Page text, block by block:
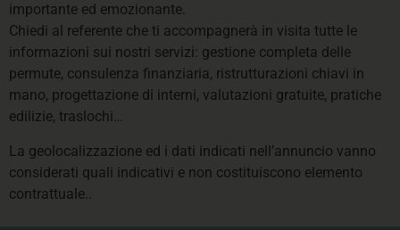
importante ed emozionante.
Chiedi al referente che ti accompagnerà in visita tutte le
informazioni sui nostri servizi: gestione completa delle
permute, consulenza finanziaria, ristrutturazioni chiavi in
mano, progettazione di interni, valutazioni gratuite, pratiche
edilizie, traslochi…
La geolocalizzazione ed i dati indicati nell’annuncio vanno
considerati quali indicativi e non costituiscono elemento
contrattuale..